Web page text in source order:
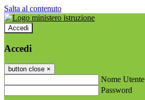
Salta al contenuto
Accedi
Accedi
button close ×
Nome Utente
Password